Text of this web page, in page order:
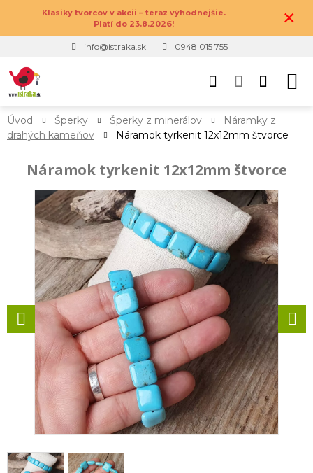
Klasiky tvorcov v akcii – teraz výhodnejšie.
Platí do 23.8.2026!
×
info@istraka.sk 0948 015 755
Úvod Šperky Šperky z minerálov
Náramky z
drahých kameňov
Náramok tyrkenit 12x12mm štvorce
Náramok tyrkenit 12x12mm štvorce